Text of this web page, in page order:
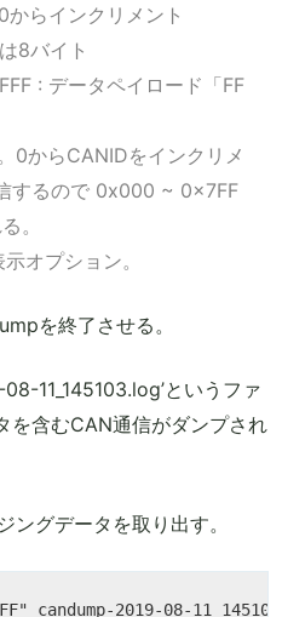
らインクリメント
8バイト
: データペイロード「FF
0からCANIDをインクリメ
するので 0x000 ~ 0x7FF
。
オプション。
を終了させる。
11_145103.log’というファ
を含むCAN通信がダンプされ
ングデータを取り出す。